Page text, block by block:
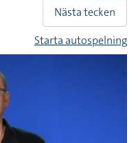
Nästa tecken
Starta autospelning